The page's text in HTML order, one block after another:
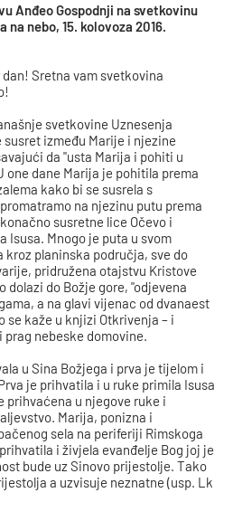
Anđeo Gospodnji na svetkovinu
na nebo, 15. kolovoza 2016.
Sretna vam svetkovina
svetkovine Uznesenja
između Marije i njezine
da "usta Marija i pohiti u
one dane Marija je pohitila prema
kako bi se susrela s
na njezinu putu prema
susretne lice Očevo i
Isusa. Mnogo je puta u svom
planinska područja, sve do
pridružena otajstvu Kristove
dolazi do Božje gore, "odjevena
a na glavi vijenac od dvanaest
se kaže u knjizi Otkrivenja – i
nebeske domovine.
u Sina Božjega i prva je tijelom i
je prihvatila i u ruke primila Isusa
prihvaćena u njegove ruke i
Marija, ponizna i
sela na periferiji Rimskoga
i živjela evanđelje Bog joj je
bude uz Sinovo prijestolje. Tako
a uzvisuje neznatne (usp. Lk